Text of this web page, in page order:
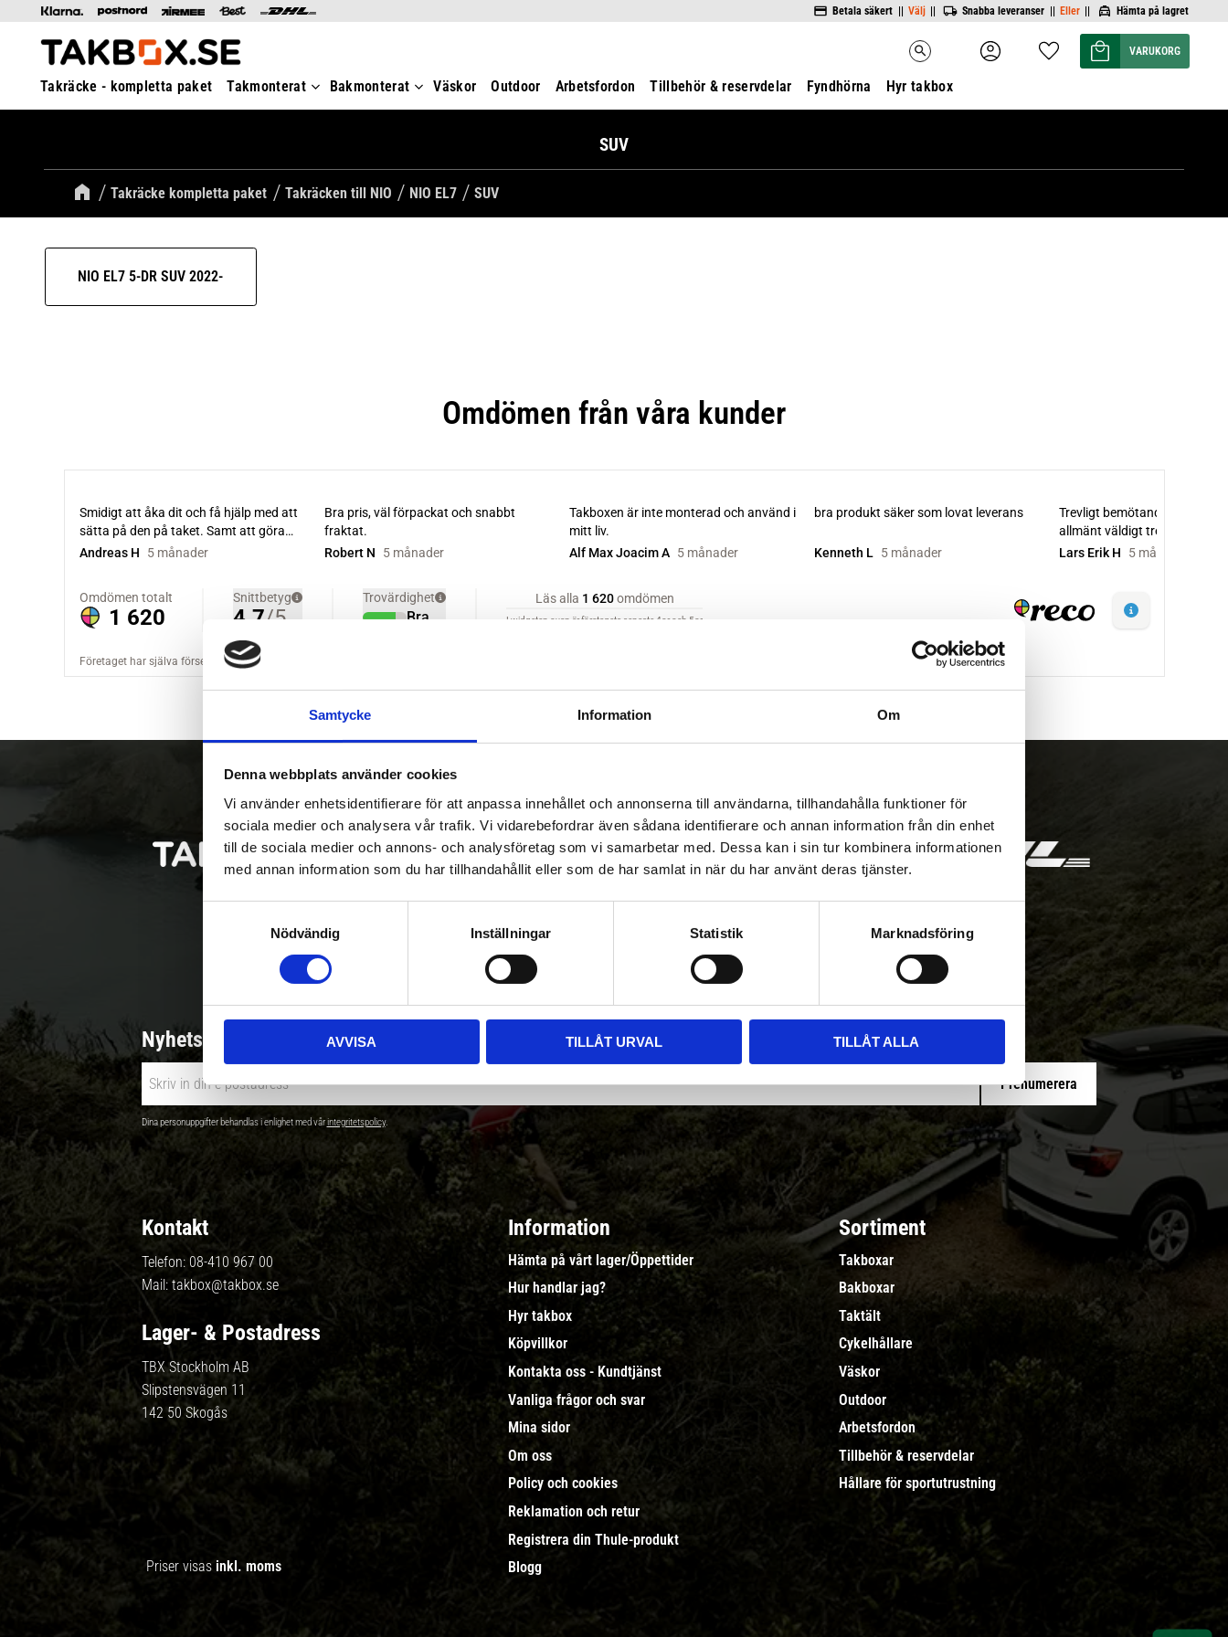
Samtycke Information Om
Denna webbplats använder cookies
Vi använder enhetsidentifierare för att anpassa innehållet och annonserna till användarna, tillhandahålla funktioner för
sociala medier och analysera vår trafik. Vi vidarebefordrar även sådana identifierare och annan information från din enhet
till de sociala medier och annons- och analysföretag som vi samarbetar med. Dessa kan i sin tur kombinera informationen
med annan information som du har tillhandahållit eller som de har samlat in när du har använt deras tjänster.
e
s
v
a
Nödvändig Inställningar Statistik Marknadsföring
AVVISA TILLÅT URVAL TILLÅT ALLA
Betala säkert || Välj || Snabba leveranser || Eller || Hämta på lagret
search Favoriter
Kundvagn
Takräcke - kompletta paket Takmonterat Bakmonterat Väskor Outdoor Arbetsfordon Tillbehör & reservdelar Fyndhörna Hyr takbox
SUV
Takräcke kompletta paket Takräcken till NIO NIO EL7 SUV
NIO EL7 5-DR SUV 2022-
Betala säkert || Snabba leveranser || Hämta på lagret med/utan montering
Nyhetsbrev - Ta del av nyheter & erbjudanden
Prenumerera
Dina personuppgifter behandlas i enlighet med vårintegritetspolicy.
Kontakt
Telefon: 08-410 967 00
Mail: takbox@takbox.se
Lager- & Postadress
TBX Stockholm AB
Slipstensvägen 11
142 50 Skogås
Information
Hämta på vårt lager/Öppettider
Hur handlar jag?
Hyr takbox
Köpvillkor
Kontakta oss - Kundtjänst
Vanliga frågor och svar
Mina sidor
Om oss
Policy och cookies
Reklamation och retur
Registrera din Thule-produkt
Blogg
Sortiment
Takboxar
Bakboxar
Taktält
Cykelhållare
Väskor
Outdoor
Arbetsfordon
Tillbehör & reservdelar
Hållare för sportutrustning
Priser visas inkl. moms